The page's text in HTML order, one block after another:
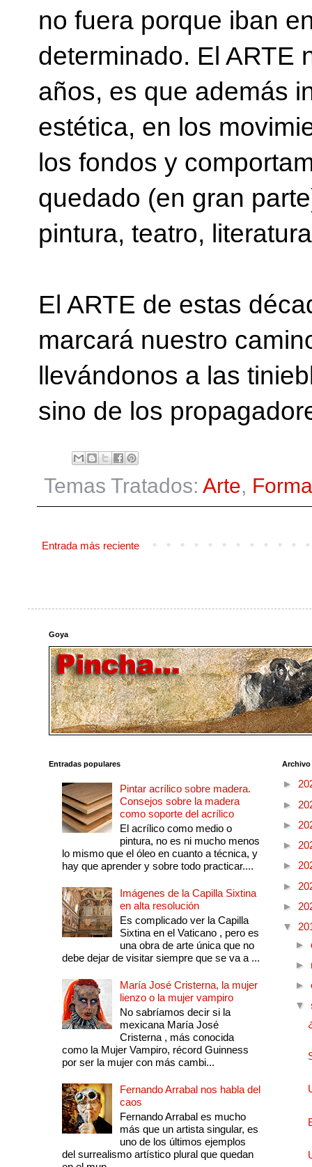
no fuera porque iban
determinado. El ARTE
años, es que además
estética, en los
los fondos y
quedado (en gran
pintura, teatro,
El ARTE de estas
marcará nuestro
llevándonos a las
sino de los
Temas Tratados: Arte,
Entrada más reciente
Goya
Entradas populares
Pintar acrílico sobre madera.
Consejos sobre la madera
como soporte del acrílico
El acrílico como medio o
pintura, no es ni mucho menos
lo mismo que el óleo en cuanto a técnica, y
hay que aprender y sobre todo practicar....
Imágenes de la Capilla Sixtina
en alta resolución
Es complicado ver la Capilla
Sixtina en el Vaticano , pero es
una obra de arte única que no
debe dejar de visitar siempre que se va a ...
María José Cristerna, la mujer
lienzo o la mujer vampiro
No sabríamos decir si la
mexicana María José
Cristerna , más conocida
como la Mujer Vampiro, récord Guinness
por ser la mujer con más cambi...
Fernando Arrabal nos habla del
caos
Fernando Arrabal es mucho
más que un artista singular, es
uno de los últimos ejemplos
del surrealismo artístico plural que quedan
►
►
►
►
►
►
►
▼
►
►
►
▼